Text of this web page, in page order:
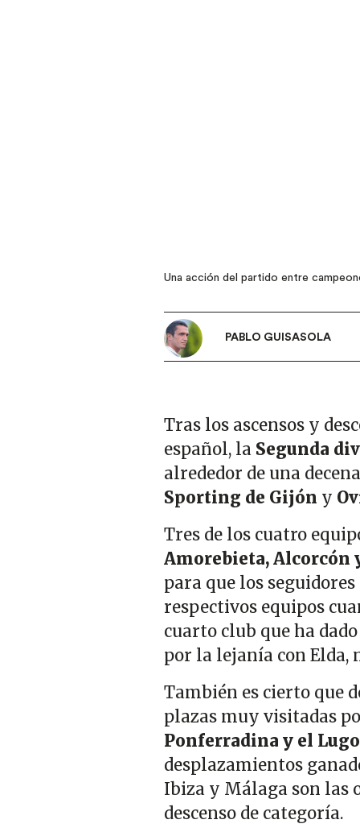
Una acción del partido entre
PABLO GUISASOLA
Tras los ascensos y
español, la Segunda
alrededor de una
Sporting de Gijón y
Tres de los cuatro
Amorebieta, Alcorcón
para que los
respectivos equipos
cuarto club que ha
por la lejanía con Elda,
También es cierto que
plazas muy visitadas
Ponferradina y el Lugo
desplazamientos
Ibiza y Málaga son las
descenso de categoría.